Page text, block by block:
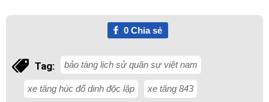
0Chia sẻ
Tag: bảo tàng lịch sử quân sự việt nam
xe tăng húc đổ dinh độc lập xe tăng 843